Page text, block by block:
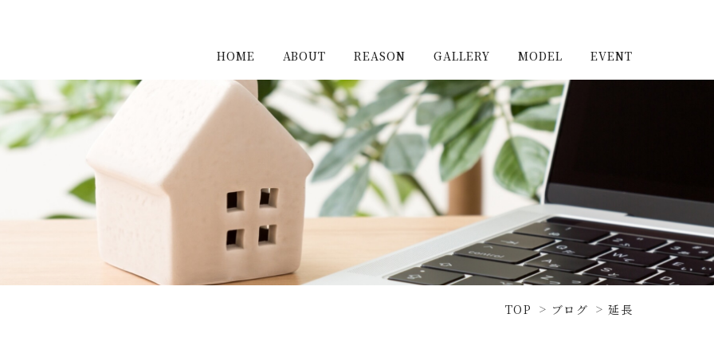
HOME ABOUT REASON GALLERY
施工実例（新築）
施工実例（リノベーショ
ン）
MODEL
浦和住宅公園
浦和住宅展示場Miraizu
大宮北ハウジングステージ
EVENT
TOP ブログ 延長